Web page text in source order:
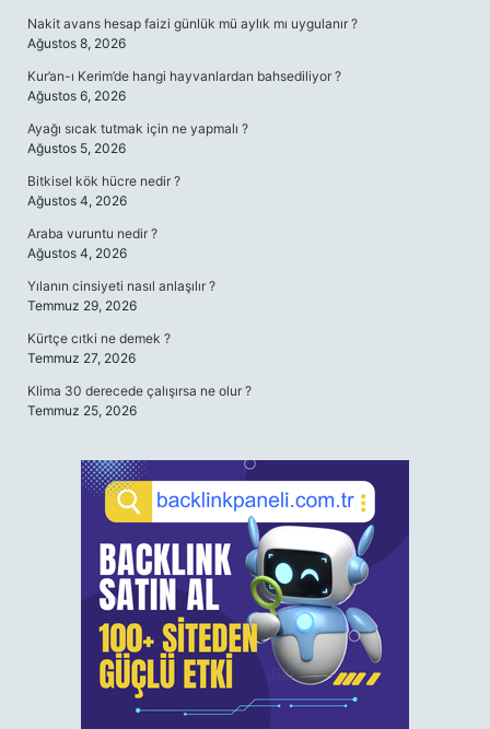
Nakit avans hesap faizi günlük mü aylık mı uygulanır ?
Ağustos 8, 2026
Kur’an-ı Kerim’de hangi hayvanlardan bahsediliyor ?
Ağustos 6, 2026
Ayağı sıcak tutmak için ne yapmalı ?
Ağustos 5, 2026
Bitkisel kök hücre nedir ?
Ağustos 4, 2026
Araba vuruntu nedir ?
Ağustos 4, 2026
Yılanın cinsiyeti nasıl anlaşılır ?
Temmuz 29, 2026
Kürtçe cıtki ne demek ?
Temmuz 27, 2026
Klima 30 derecede çalışırsa ne olur ?
Temmuz 25, 2026